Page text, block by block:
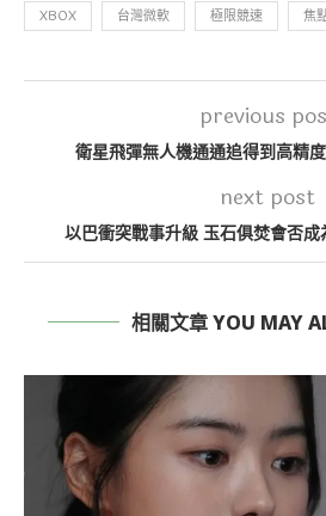
XBOX 台灣微軟 極限競速 焦
previous
衛星飛彈無人機通通追得到高精
next post
以巴衝突戰事升級 玉石俱焚會否
相關文章 YOU MAY